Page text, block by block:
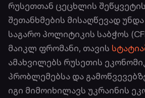
რუსეთთან ცეცხლის
შეთანხმების მისაღწევად
საგარო პოლიტიკის საბჭოს
მაიკლ ფრომანი, თავის
ამახვილებს რუსეთის
პრობლემებსა და
იგი მიმოიხილავს უკრაინის